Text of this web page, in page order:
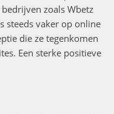
zoals Wbetz
steeds vaker op online
die ze tegenkomen
Een sterke positieve